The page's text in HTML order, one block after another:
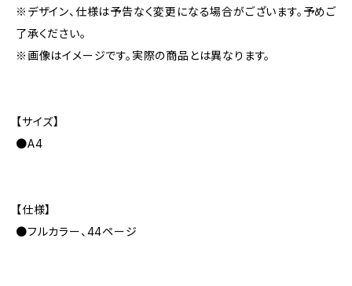
※デザイン、仕様は予告なく変更になる場合がございます。予めご
了承ください。
※画像はイメージです。実際の商品とは異なります。
【サイズ】
●A4
【仕様】
●フルカラー、44ページ